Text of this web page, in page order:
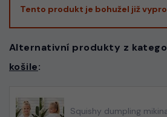
Tento produkt je bohužel již
Alternativní produkty z
košile:
Squishy dumpling